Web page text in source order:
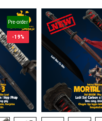
Pre-order
-19%